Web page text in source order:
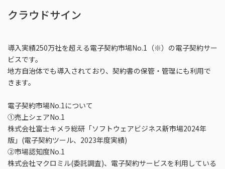
クラウドサイン
導入実績250万社を超える電子契約市場No.1（※）の電子契約サー
ビスです。
地方自治体でも導入されており、契約書の保管・管理にも利用で
きます。
電子契約市場No.1について
①売上シェアNo.1
株式会社富士キメラ総研「ソフトウェアビジネス新市場2024年
版」(電子契約ツール、2023年度実績)
②市場認知度No.1
株式会社マクロミル(委託調査)、電子契約サービスを利用している